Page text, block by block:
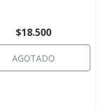
$18.500
AGOTADO